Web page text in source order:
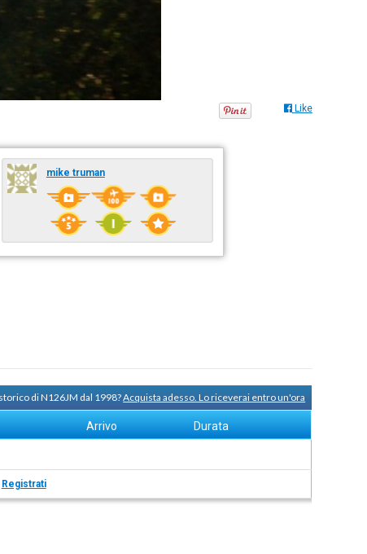
Like
mike truman
di N126JM dal 1998?Acquista adesso. Lo riceverai entro un'ora
Arrivo Durata
Registrati